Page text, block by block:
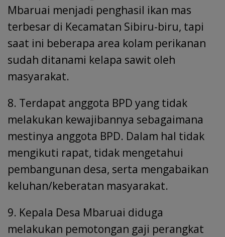
Mbaruai menjadi penghasil ikan mas
terbesar di Kecamatan Sibiru-biru, tapi
saat ini beberapa area kolam perikanan
sudah ditanami kelapa sawit oleh
masyarakat.
8. Terdapat anggota BPD yang tidak
melakukan kewajibannya sebagaimana
mestinya anggota BPD. Dalam hal tidak
mengikuti rapat, tidak mengetahui
pembangunan desa, serta mengabaikan
keluhan/keberatan masyarakat.
9. Kepala Desa Mbaruai diduga
melakukan pemotongan gaji perangkat